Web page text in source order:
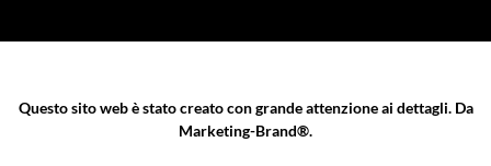
Questo sito web è stato creato con grande attenzione ai dettagli. Da
Marketing-Brand®.